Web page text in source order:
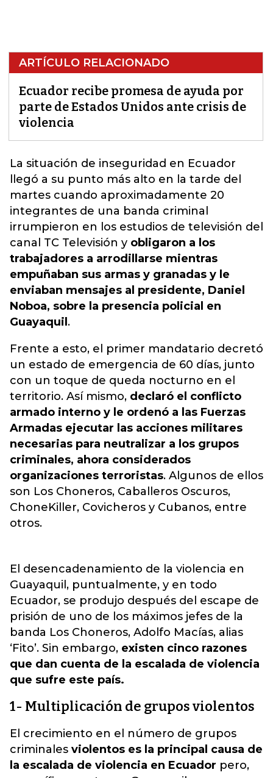
ARTÍCULO RELACIONADO
Ecuador recibe promesa de ayuda por
parte de Estados Unidos ante crisis de
violencia
La situación de inseguridad en Ecuador
llegó a su punto más alto en la tarde del
martes cuando aproximadamente 20
integrantes de una banda criminal
irrumpieron en los estudios de televisión del
canal TC Televisión y obligaron a los
trabajadores a arrodillarse mientras
empuñaban sus armas y granadas y le
enviaban mensajes al presidente, Daniel
Noboa, sobre la presencia policial en
Guayaquil .
Frente a esto, el primer mandatario decretó
un estado de emergencia de 60 días, junto
con un toque de queda nocturno en el
territorio. Así mismo, declaró el conflicto
armado interno y le ordenó a las Fuerzas
Armadas ejecutar las acciones militares
necesarias para neutralizar a los grupos
criminales, ahora considerados
organizaciones terroristas. Algunos de ellos
son Los Choneros, Caballeros Oscuros,
ChoneKiller, Covicheros y Cubanos, entre
otros.
El desencadenamiento de la violencia en
Guayaquil, puntualmente, y en todo
Ecuador, se produjo después del escape de
prisión de uno de los máximos jefes de la
banda Los Choneros, Adolfo Macías, alias
‘Fito’. Sin embargo, existen cinco razones
que dan cuenta de la escalada de violencia
que sufre este país.
1- Multiplicación de grupos violentos
El crecimiento en el número de grupos
criminales violentos es la principal causa de
la escalada de violencia en Ecuador pero,